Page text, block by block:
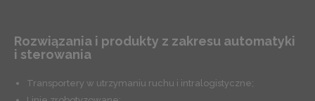
Rozwiązania i produkty z zakresu automatyki
i sterowania
Transportery w utrzymaniu ruchu i intralogistyczne;